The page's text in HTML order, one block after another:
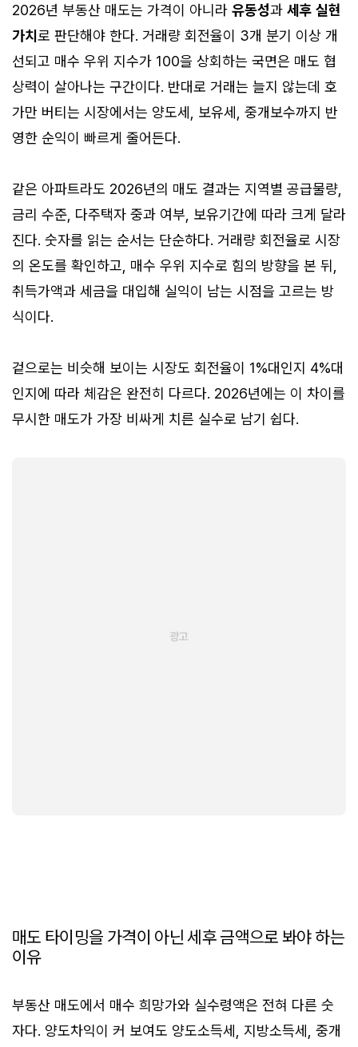
2026년 부동산 매도는 가격이 아니라 유동성과 세후 실현
가치 로 판단해야 한다. 거래량 회전율이 3개 분기 이상 개
선되고 매수 우위 지수가 100을 상회하는 국면은 매도 협
상력이 살아나는 구간이다. 반대로 거래는 늘지 않는데 호
가만 버티는 시장에서는 양도세, 보유세, 중개보수까지 반
영한 순익이 빠르게 줄어든다.
같은 아파트라도 2026년의 매도 결과는 지역별 공급물량,
금리 수준, 다주택자 중과 여부, 보유기간에 따라 크게 달라
진다. 숫자를 읽는 순서는 단순하다. 거래량 회전율로 시장
의 온도를 확인하고, 매수 우위 지수로 힘의 방향을 본 뒤,
취득가액과 세금을 대입해 실익이 남는 시점을 고르는 방
식이다.
겉으로는 비슷해 보이는 시장도 회전율이 1%대인지 4%대
인지에 따라 체감은 완전히 다르다. 2026년에는 이 차이를
무시한 매도가 가장 비싸게 치른 실수로 남기 쉽다.
매도 타이밍을 가격이 아닌 세후 금액으로 봐야 하는
이유
부동산 매도에서 매수 희망가와 실수령액은 전혀 다른 숫
자다. 양도차익이 커 보여도 양도소득세, 지방소득세, 중개